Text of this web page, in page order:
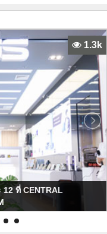
ที่ CENTRAL
1.3k